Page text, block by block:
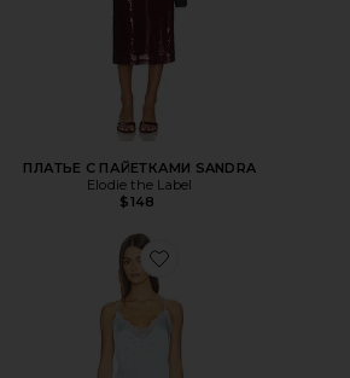
ПЛАТЬЕ С ПАЙЕТКАМИ SANDRA
Elodie the Label
$148
Favorite ТУНИКА TONI